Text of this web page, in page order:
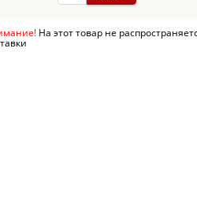
На этот товар не